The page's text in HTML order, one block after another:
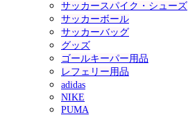
サッカースパイク・シューズ
サッカーボール
サッカーバッグ
グッズ
ゴールキーパー用品
レフェリー用品
adidas
NIKE
PUMA